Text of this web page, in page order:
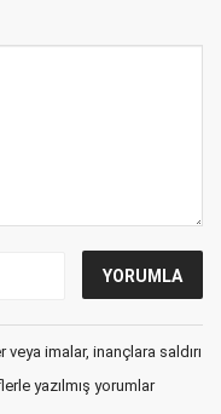
imalar, inançlara saldırı
yazılmış yorumlar